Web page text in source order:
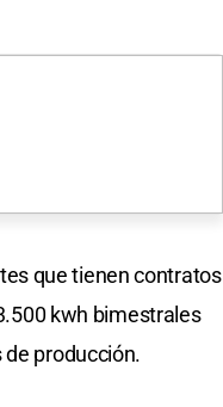
que tienen contratos
kwh bimestrales
producción.